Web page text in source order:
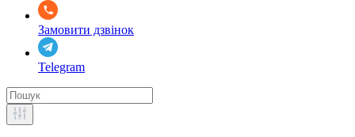
Замовити дзвінок
Telegram